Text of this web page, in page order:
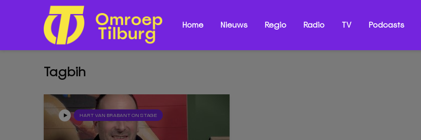
Home Nieuws Regio Radio TV Podcasts
Tagbih
HART VAN BRABANT ON STAGE